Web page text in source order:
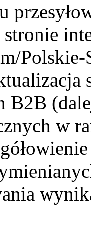
Polskie-
B2B
w